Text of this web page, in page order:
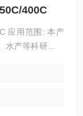
400C
应用范围: 本产
产等科研、院
设备。 产品特
晶显示控制温